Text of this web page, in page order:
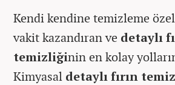
Kendi kendine temizleme
vakit kazandıran ve detaylı
temizliğinin en kolay
Kimyasal detaylı fırın